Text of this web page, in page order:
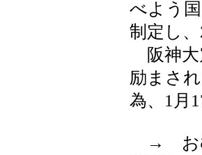
べよう
制定し
阪神大
励まさ
為、1月
→ お